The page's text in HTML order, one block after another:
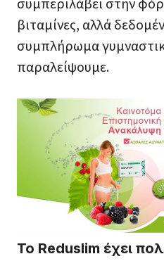
βιταμίνες, αλλά
συμπλήρωμα
παραλείψουμε.
Το Reduslim έχει